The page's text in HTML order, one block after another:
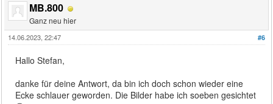
MB.800
Ganz neu hier
#6
14.06.2023, 22:47
Hallo Stefan,
danke für deine Antwort, da bin ich doch schon wieder eine
Ecke schlauer geworden. Die Bilder habe ich soeben gesichtet